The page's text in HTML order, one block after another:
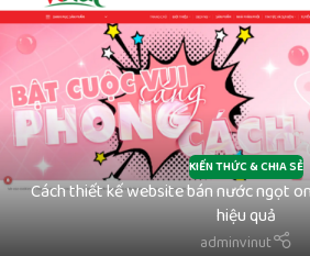
KIẾN THỨC & CHIA SẺ
Cách thiết kế website bán nước ngọt
hiệu quả
adminvinut